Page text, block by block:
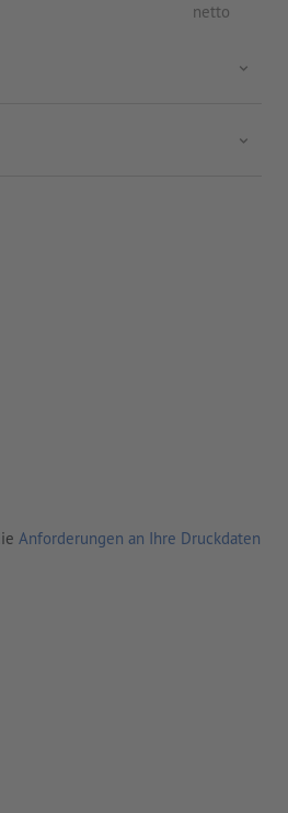
netto
Anforderungen an Ihre Druckdaten